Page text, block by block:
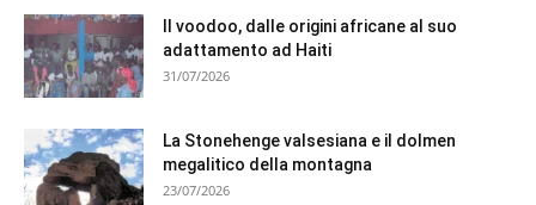
Il voodoo, dalle origini africane al suo
adattamento ad Haiti
31/07/2026
La Stonehenge valsesiana e il dolmen
megalitico della montagna
23/07/2026